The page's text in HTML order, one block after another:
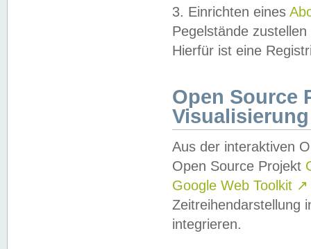
3. Einrichten eines
Pegelstände
Hierfür ist eine
Open Source
Visualisierung
Aus der interaktiven
Open Source Projekt
Google Web Toolkit ↗
Zeitreihendarstellung
integrieren.